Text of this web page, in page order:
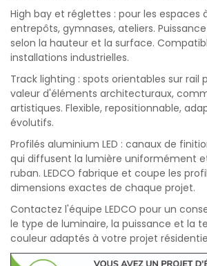
High bay et réglettes : pour les
entrepôts, gymnases, ateliers.
selon la hauteur et la surface.
installations industrielles.
Track lighting : spots orientables sur rail
valeur d'éléments architecturaux,
artistiques. Flexible, repositionnable,
évolutifs.
Profilés aluminium LED : canaux de
qui diffusent la lumière uniformément
ruban. LEDCO fabrique et coupe les
dimensions exactes de chaque projet.
Contactez l'équipe LEDCO pour un
le type de luminaire, la puissance et la
couleur adaptés à votre projet